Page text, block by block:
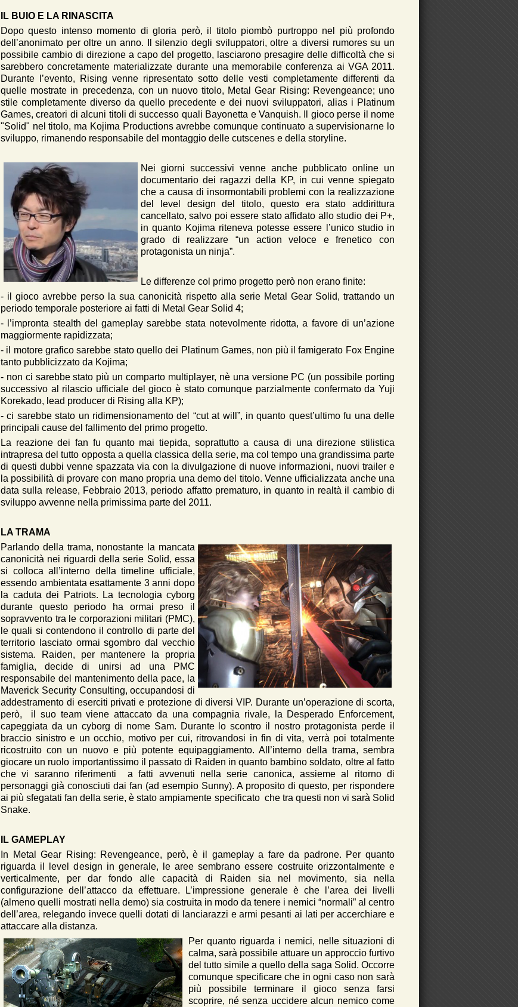
IL BUIO E LA RINASCITA
Dopo questo intenso momento di gloria però, il titolo piombò purtroppo nel più profondo
dell’anonimato per oltre un anno. Il silenzio degli sviluppatori, oltre a diversi rumores su un
possibile cambio di direzione a capo del progetto, lasciarono presagire delle difficoltà che si
sarebbero concretamente materializzate durante una memorabile conferenza ai VGA 2011.
Durante l’evento, Rising venne ripresentato sotto delle vesti completamente differenti da
quelle mostrate in precedenza, con un nuovo titolo, Metal Gear Rising: Revengeance; uno
stile completamente diverso da quello precedente e dei nuovi sviluppatori, alias i Platinum
Games, creatori di alcuni titoli di successo quali Bayonetta e Vanquish. Il gioco perse il nome
"Solid" nel titolo, ma Kojima Productions avrebbe comunque continuato a supervisionarne lo
sviluppo, rimanendo responsabile del montaggio delle cutscenes e della storyline.
Nei giorni successivi venne anche pubblicato online un
documentario dei ragazzi della KP, in cui venne spiegato
che a causa di insormontabili problemi con la realizzazione
del level design del titolo, questo era stato addirittura
cancellato, salvo poi essere stato affidato allo studio dei P+,
in quanto Kojima riteneva potesse essere l’unico studio in
grado di realizzare “un action veloce e frenetico con
protagonista un ninja”.
Le differenze col primo progetto però non erano finite:
- il gioco avrebbe perso la sua canonicità rispetto alla serie Metal Gear Solid, trattando un
periodo temporale posteriore ai fatti di Metal Gear Solid 4;
- l’impronta stealth del gameplay sarebbe stata notevolmente ridotta, a favore di un’azione
maggiormente rapidizzata;
- il motore grafico sarebbe stato quello dei Platinum Games, non più il famigerato Fox Engine
tanto pubblicizzato da Kojima;
- non ci sarebbe stato più un comparto multiplayer, nè una versione PC (un possibile porting
successivo al rilascio ufficiale del gioco è stato comunque parzialmente confermato da Yuji
Korekado, lead producer di Rising alla KP);
- ci sarebbe stato un ridimensionamento del “cut at will”, in quanto quest’ultimo fu una delle
principali cause del fallimento del primo progetto.
La reazione dei fan fu quanto mai tiepida, soprattutto a causa di una direzione stilistica
intrapresa del tutto opposta a quella classica della serie, ma col tempo una grandissima parte
di questi dubbi venne spazzata via con la divulgazione di nuove informazioni, nuovi trailer e
la possibilità di provare con mano propria una demo del titolo. Venne ufficializzata anche una
data sulla release, Febbraio 2013, periodo affatto prematuro, in quanto in realtà il cambio di
sviluppo avvenne nella primissima parte del 2011.
LA TRAMA
Parlando della trama, nonostante la mancata
canonicità nei riguardi della serie Solid, essa
si colloca all’interno della timeline ufficiale,
essendo ambientata esattamente 3 anni dopo
la caduta dei Patriots. La tecnologia cyborg
durante questo periodo ha ormai preso il
sopravvento tra le corporazioni militari (PMC),
le quali si contendono il controllo di parte del
territorio lasciato ormai sgombro dal vecchio
sistema. Raiden, per mantenere la propria
famiglia, decide di unirsi ad una PMC
responsabile del mantenimento della pace, la
Maverick Security Consulting, occupandosi di
addestramento di eserciti privati e protezione di diversi VIP. Durante un’operazione di scorta,
però, il suo team viene attaccato da una compagnia rivale, la Desperado Enforcement,
capeggiata da un cyborg di nome Sam. Durante lo scontro il nostro protagonista perde il
braccio sinistro e un occhio, motivo per cui, ritrovandosi in fin di vita, verrà poi totalmente
ricostruito con un nuovo e più potente equipaggiamento. All’interno della trama, sembra
giocare un ruolo importantissimo il passato di Raiden in quanto bambino soldato, oltre al fatto
che vi saranno riferimenti a fatti avvenuti nella serie canonica, assieme al ritorno di
personaggi già conosciuti dai fan (ad esempio Sunny). A proposito di questo, per rispondere
ai più sfegatati fan della serie, è stato ampiamente specificato che tra questi non vi sarà Solid
Snake.
IL GAMEPLAY
In Metal Gear Rising: Revengeance, però, è il gameplay a fare da padrone. Per quanto
riguarda il level design in generale, le aree sembrano essere costruite orizzontalmente e
verticalmente, per dar fondo alle capacità di Raiden sia nel movimento, sia nella
configurazione dell’attacco da effettuare. L’impressione generale è che l’area dei livelli
(almeno quelli mostrati nella demo) sia costruita in modo da tenere i nemici “normali” al centro
dell’area, relegando invece quelli dotati di lanciarazzi e armi pesanti ai lati per accerchiare e
attaccare alla distanza.
Per quanto riguarda i nemici, nelle situazioni di
calma, sarà possibile attuare un approccio furtivo
del tutto simile a quello della saga Solid. Occorre
comunque specificare che in ogni caso non sarà
più possibile terminare il gioco senza farsi
scoprire, né senza uccidere alcun nemico come